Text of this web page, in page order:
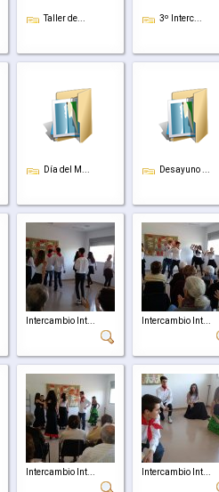
Taller de... 3º Interc...
Día del M... Desayuno ...
Intercambio Int... Intercambio Int...
Intercambio Int... Intercambio Int...